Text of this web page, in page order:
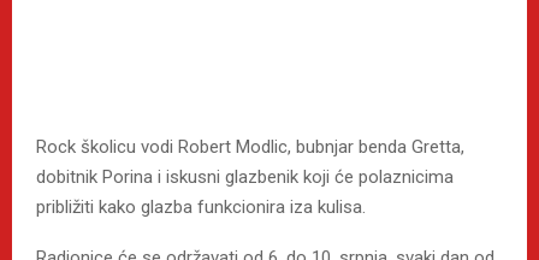
Rock školicu vodi Robert Modlic, bubnjar benda Gretta,
dobitnik Porina i iskusni glazbenik koji će polaznicima
približiti kako glazba funkcionira iza kulisa.